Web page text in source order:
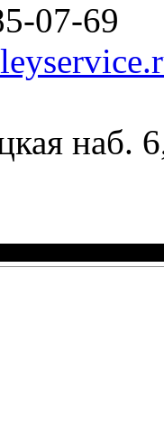
07-69
наб.